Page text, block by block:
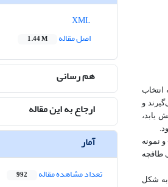
و
یابد،
نمونه
طاقچه
به شکل
اصل مقاله
1.44 M
هم رسانی
ارجاع به این مقاله
آمار
تعداد مشاهده مقاله 992